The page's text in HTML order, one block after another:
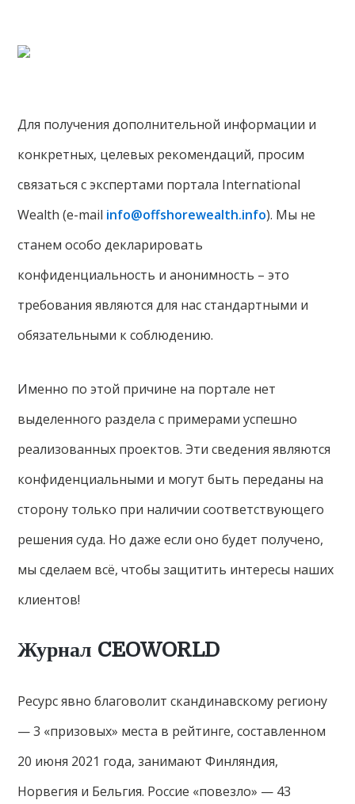
Для получения дополнительной информации и
конкретных, целевых рекомендаций, просим
связаться с экспертами портала International
Wealth (e-mail info@offshorewealth.info). Мы не
станем особо декларировать
конфиденциальность и анонимность – это
требования являются для нас стандартными и
обязательными к соблюдению.
Именно по этой причине на портале нет
выделенного раздела с примерами успешно
реализованных проектов. Эти сведения являются
конфиденциальными и могут быть переданы на
сторону только при наличии соответствующего
решения суда. Но даже если оно будет получено,
мы сделаем всё, чтобы защитить интересы наших
клиентов!
Журнал CEOWORLD
Ресурс явно благоволит скандинавскому региону
— 3 «призовых» места в рейтинге, составленном
20 июня 2021 года, занимают Финляндия,
Норвегия и Бельгия. Россие «повезло» — 43